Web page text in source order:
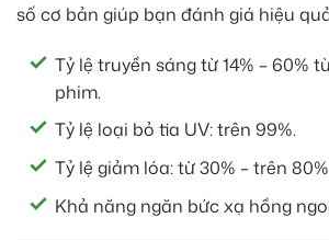
số cơ bản giúp bạn đánh giá hiệu
Tỷ lệ truyền sáng từ 14% – 60%
phim.
Tỷ lệ loại bỏ tia UV: trên 99%.
Tỷ lệ giảm lóa: từ 30% – trên
Khả năng ngăn bức xạ hồng